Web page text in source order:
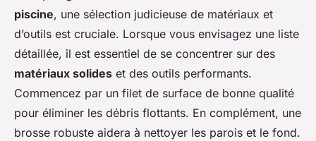
piscine, une sélection judicieuse de matériaux et
d’outils est cruciale. Lorsque vous envisagez une liste
détaillée, il est essentiel de se concentrer sur des
matériaux solides et des outils performants.
Commencez par un filet de surface de bonne qualité
pour éliminer les débris flottants. En complément, une
brosse robuste aidera à nettoyer les parois et le fond.